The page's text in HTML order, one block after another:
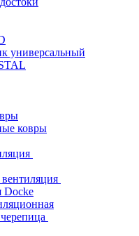
универсальный
ковры
Docke